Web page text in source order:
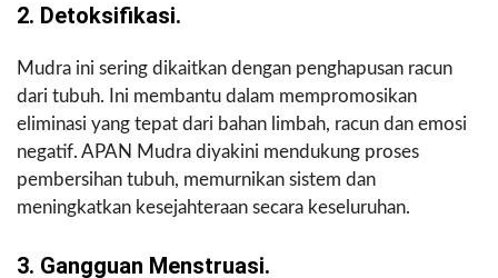
2. Detoksifikasi.
Mudra ini sering dikaitkan dengan penghapusan racun
dari tubuh. Ini membantu dalam mempromosikan
eliminasi yang tepat dari bahan limbah, racun dan emosi
negatif. APAN Mudra diyakini mendukung proses
pembersihan tubuh, memurnikan sistem dan
meningkatkan kesejahteraan secara keseluruhan.
3. Gangguan Menstruasi.